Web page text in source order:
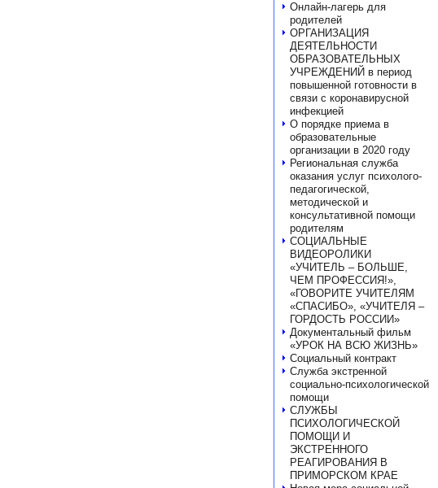
Онлайн-лагерь для
родителей
ОРГАНИЗАЦИЯ
ДЕЯТЕЛЬНОСТИ
ОБРАЗОВАТЕЛЬНЫХ
УЧРЕЖДЕНИЙ в период
повышенной готовности в
связи с коронавирусной
инфекцией
О порядке приема в
образовательные
организации в 2020 году
Региональная служба
оказания услуг психолого-
педагогической,
методической и
консультативной помощи
родителям
СОЦИАЛЬНЫЕ
ВИДЕОРОЛИКИ
«УЧИТЕЛЬ – БОЛЬШЕ,
ЧЕМ ПРОФЕССИЯ!»,
«ГОВОРИТЕ УЧИТЕЛЯМ
«СПАСИБО», «УЧИТЕЛЯ –
ГОРДОСТЬ РОССИИ»
Документальный фильм
«УРОК НА ВСЮ ЖИЗНЬ»
Социальный контракт
Служба экстренной
социально-психологической
помощи
СЛУЖБЫ
ПСИХОЛОГИЧЕСКОЙ
ПОМОЩИ И
ЭКСТРЕННОГО
РЕАГИРОВАНИЯ В
ПРИМОРСКОМ КРАЕ